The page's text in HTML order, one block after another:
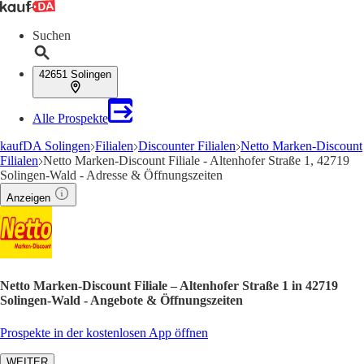
Suchen
42651 Solingen
Alle Prospekte
kaufDA Solingen Filialen Discounter Filialen Netto Marken-Discount
Filialen Netto Marken-Discount Filiale - Altenhofer Straße 1, 42719
Solingen-Wald - Adresse & Öffnungszeiten
Anzeigen
Netto Marken-Discount Filiale – Altenhofer Straße 1 in 42719
Solingen-Wald - Angebote & Öffnungszeiten
Prospekte in der kostenlosen App öffnen